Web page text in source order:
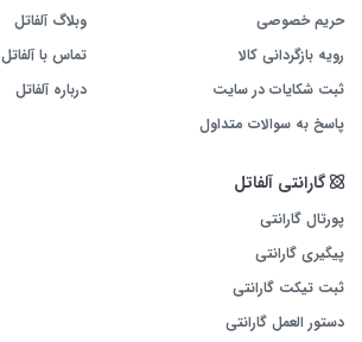
حریم خصوصی
رویه بازگردانی کالا
ثبت شکایات در سایت
پاسخ به سوالات متداول
وبلاگ آلفاتل
تماس با آلفاتل
درباره آلفاتل
گارانتی آلفاتل
پورتال گارانتی
پیگیری گارانتی
ثبت تیکت گارانتی
دستور العمل گارانتی